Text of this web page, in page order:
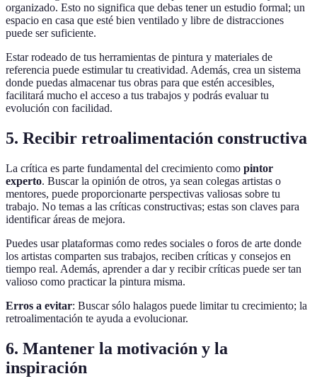
organizado. Esto no significa que debas tener un estudio formal; un
espacio en casa que esté bien ventilado y libre de distracciones
puede ser suficiente.
Estar rodeado de tus herramientas de pintura y materiales de
referencia puede estimular tu creatividad. Además, crea un sistema
donde puedas almacenar tus obras para que estén accesibles,
facilitará mucho el acceso a tus trabajos y podrás evaluar tu
evolución con facilidad.
5. Recibir retroalimentación constructiva
La crítica es parte fundamental del crecimiento como pintor
experto. Buscar la opinión de otros, ya sean colegas artistas o
mentores, puede proporcionarte perspectivas valiosas sobre tu
trabajo. No temas a las críticas constructivas; estas son claves para
identificar áreas de mejora.
Puedes usar plataformas como redes sociales o foros de arte donde
los artistas comparten sus trabajos, reciben críticas y consejos en
tiempo real. Además, aprender a dar y recibir críticas puede ser tan
valioso como practicar la pintura misma.
Erros a evitar: Buscar sólo halagos puede limitar tu crecimiento; la
retroalimentación te ayuda a evolucionar.
6. Mantener la motivación y la
inspiración